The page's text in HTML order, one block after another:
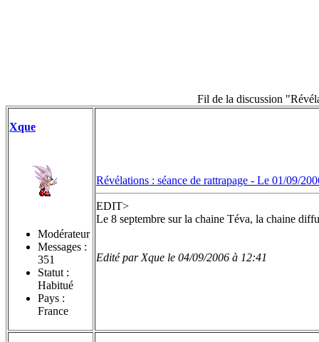
Fil de la discussion
Xque
Modérateur
Messages :
351
Statut :
Habitué
Pays :
France
Révélations : séance de rattrapage - Le 01/09/
EDIT>
Le 8 septembre sur la chaine Téva, la chaine
Edité par Xque le 04/09/2006 à 12:41